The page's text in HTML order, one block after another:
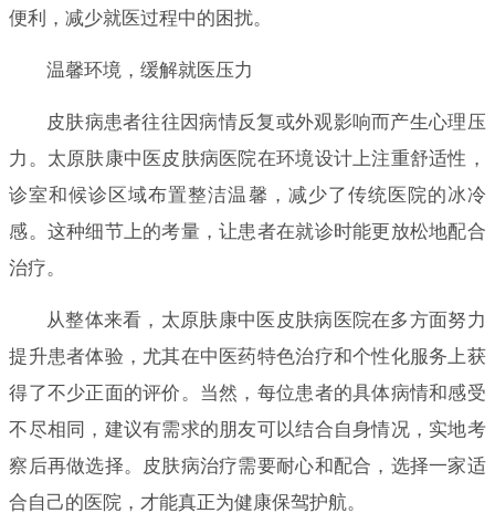
便利，减少就医过程中的困扰。
温馨环境，缓解就医压力
皮肤病患者往往因病情反复或外观影响而产生心理压
力。太原肤康中医皮肤病医院在环境设计上注重舒适性，
诊室和候诊区域布置整洁温馨，减少了传统医院的冰冷
感。这种细节上的考量，让患者在就诊时能更放松地配合
治疗。
从整体来看，太原肤康中医皮肤病医院在多方面努力
提升患者体验，尤其在中医药特色治疗和个性化服务上获
得了不少正面的评价。当然，每位患者的具体病情和感受
不尽相同，建议有需求的朋友可以结合自身情况，实地考
察后再做选择。皮肤病治疗需要耐心和配合，选择一家适
合自己的医院，才能真正为健康保驾护航。